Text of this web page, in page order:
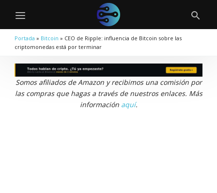
Portada » Bitcoin » CEO de Ripple: influencia de Bitcoin sobre las
criptomonedas está por terminar
Somos afiliados de Amazon y recibimos una comisión por
las compras que hagas a través de nuestros enlaces. Más
información aquí.